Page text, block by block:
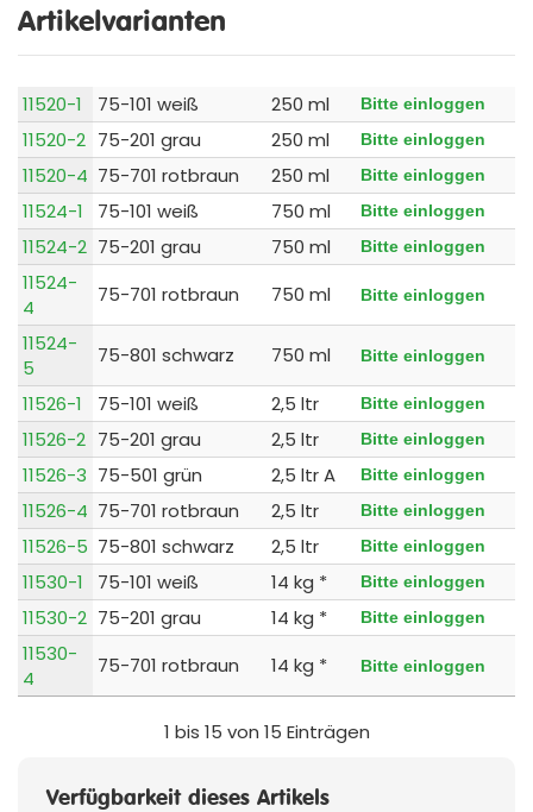
Verfügbarkeit dieses Artikels
Artikelvarianten
11520-1 75-101 weiß 250 ml Bitte einloggen
11520-2 75-201 grau 250 ml Bitte einloggen
11520-4 75-701 rotbraun 250 ml Bitte einloggen
11524-1 75-101 weiß 750 ml Bitte einloggen
11524-2 75-201 grau 750 ml Bitte einloggen
11524-
4
75-701 rotbraun 750 ml Bitte einloggen
11524-
5
75-801 schwarz 750 ml Bitte einloggen
11526-1 75-101 weiß 2,5 ltr Bitte einloggen
11526-2 75-201 grau 2,5 ltr Bitte einloggen
11526-3 75-501 grün 2,5 ltr A Bitte einloggen
11526-4 75-701 rotbraun 2,5 ltr Bitte einloggen
11526-5 75-801 schwarz 2,5 ltr Bitte einloggen
11530-1 75-101 weiß 14 kg * Bitte einloggen
11530-2 75-201 grau 14 kg * Bitte einloggen
11530-
4
75-701 rotbraun 14 kg * Bitte einloggen
1 bis 15 von 15 Einträgen